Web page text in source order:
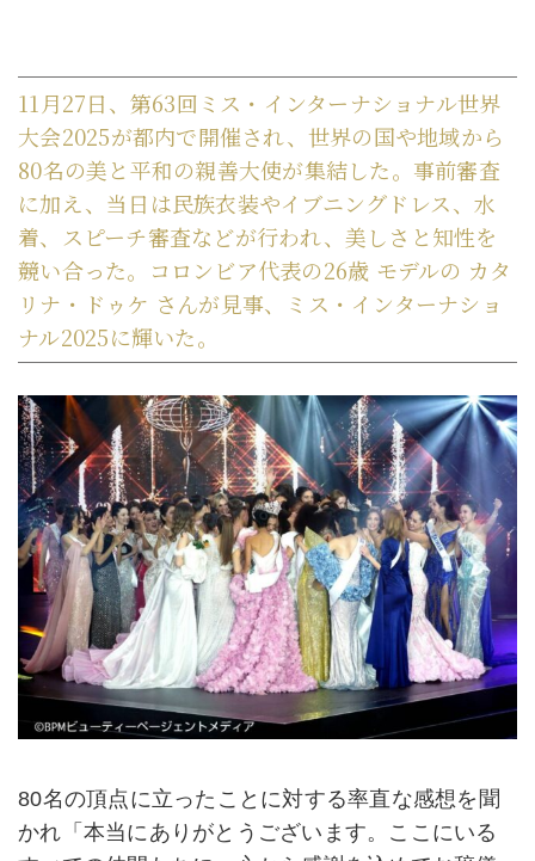
11月27日、第63回ミス・インターナショナル世界
大会2025が都内で開催され、世界の国や地域から
80名の美と平和の親善大使が集結した。事前審査
に加え、当日は民族衣装やイブニングドレス、水
着、スピーチ審査などが行われ、美しさと知性を
競い合った。コロンビア代表の26歳 モデルの カタ
リナ・ドゥケ さんが見事、ミス・インターナショ
ナル2025に輝いた。
80名の頂点に立ったことに対する率直な感想を聞
かれ「本当にありがとうございます。ここにいる